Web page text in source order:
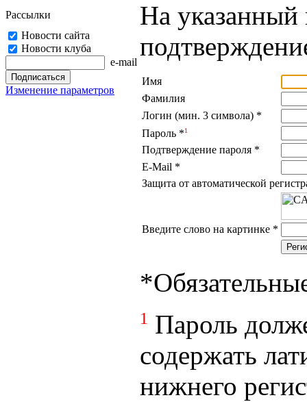
Рассылки
Новости сайта
Новости клуба
e-mail
Изменение параметров
На указанный
Имя
Фамилия
Логин (мин. 3 символа) *
Пароль *1
Подтверждение пароля *
E-Mail *
Защита от автоматической
Введите слово на картинке *
*
1 Пароль
содержать
нижнего